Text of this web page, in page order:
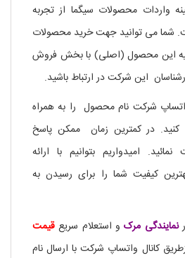
واردات محصولات سیگما از تجربه
شما می توانید جهت خرید محصولات
این محصول (اصلی) با بخش فروش
این شرکت در ارتباط باشید.
شرکت نام محصول را به همراه
کنید. در کمترین زمان ممکن پاسخ
امیدواریم بتوانیم با ارائه
کیفیت شما را برای رسیدن به
نمایندگی مرکو استعلام سریع قیمت
کانال واتساپ شرکت با ارسال نام